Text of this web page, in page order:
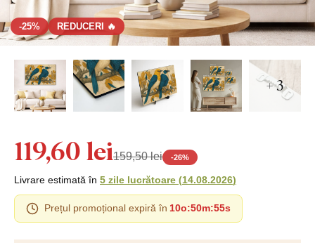
-25% REDUCERI 🔥
+ 3
119,60 lei159,50 lei -26%
Livrare estimată în 5 zile lucrătoare (14.08.2026)
Prețul promoțional expiră în 10o:50m:55s